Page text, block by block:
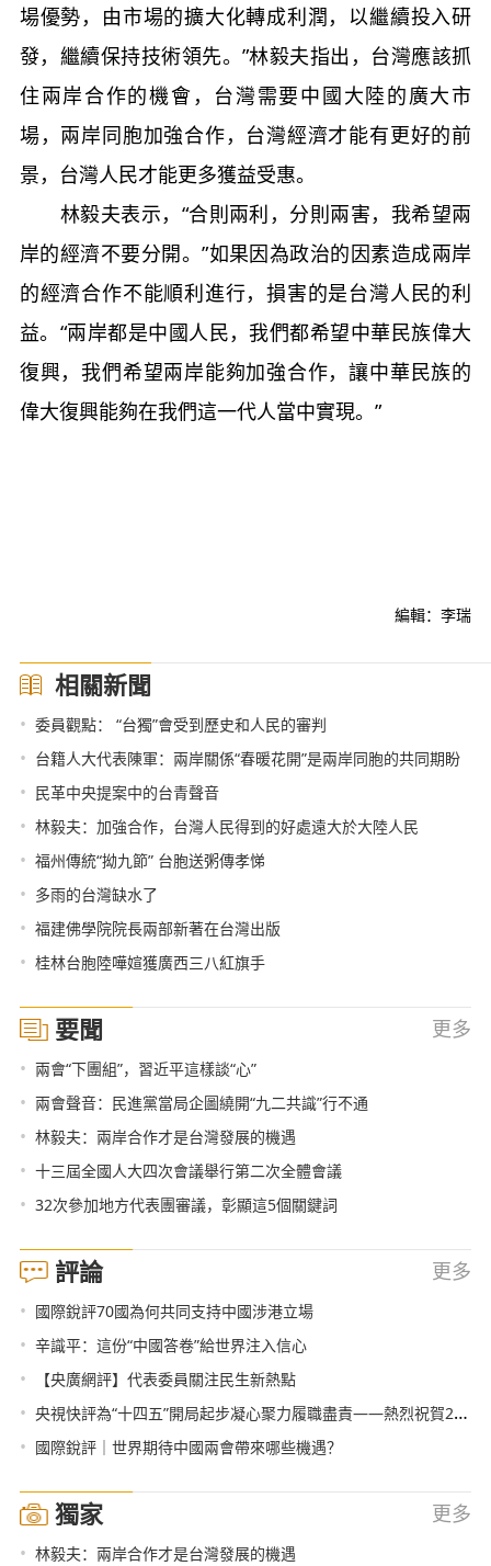
場優勢，由市場的擴大化轉成利潤，以繼續投入研
發，繼續保持技術領先。”林毅夫指出，台灣應該抓
住兩岸合作的機會，台灣需要中國大陸的廣大市
場，兩岸同胞加強合作，台灣經濟才能有更好的前
景，台灣人民才能更多獲益受惠。
林毅夫表示，“合則兩利，分則兩害，我希望兩
岸的經濟不要分開。”如果因為政治的因素造成兩岸
的經濟合作不能順利進行，損害的是台灣人民的利
益。“兩岸都是中國人民，我們都希望中華民族偉大
復興，我們希望兩岸能夠加強合作，讓中華民族的
偉大復興能夠在我們這一代人當中實現。”
編輯：李瑞
相關新聞
• 委員觀點： “台獨”會受到歷史和人民的審判
• 台籍人大代表陳軍：兩岸關係“春暖花開”是兩岸同胞的共同期盼
• 民革中央提案中的台青聲音
• 林毅夫：加強合作，台灣人民得到的好處遠大於大陸人民
• 福州傳統“拗九節” 台胞送粥傳孝悌
• 多雨的台灣缺水了
• 福建佛學院院長兩部新著在台灣出版
• 桂林台胞陸嘩媗獲廣西三八紅旗手
要聞 更多
• 兩會“下團組”，習近平這樣談“心”
• 兩會聲音：民進黨當局企圖繞開“九二共識”行不通
• 林毅夫：兩岸合作才是台灣發展的機遇
• 十三屆全國人大四次會議舉行第二次全體會議
• 32次參加地方代表團審議，彰顯這5個關鍵詞
評論 更多
• 國際銳評70國為何共同支持中國涉港立場
• 辛識平：這份“中國答卷”給世界注入信心
• 【央廣網評】代表委員關注民生新熱點
• 央視快評為“十四五”開局起步凝心聚力履職盡責——熱烈祝賀2021年全國兩會召開
• 國際銳評｜世界期待中國兩會帶來哪些機遇？
獨家 更多
• 林毅夫：兩岸合作才是台灣發展的機遇